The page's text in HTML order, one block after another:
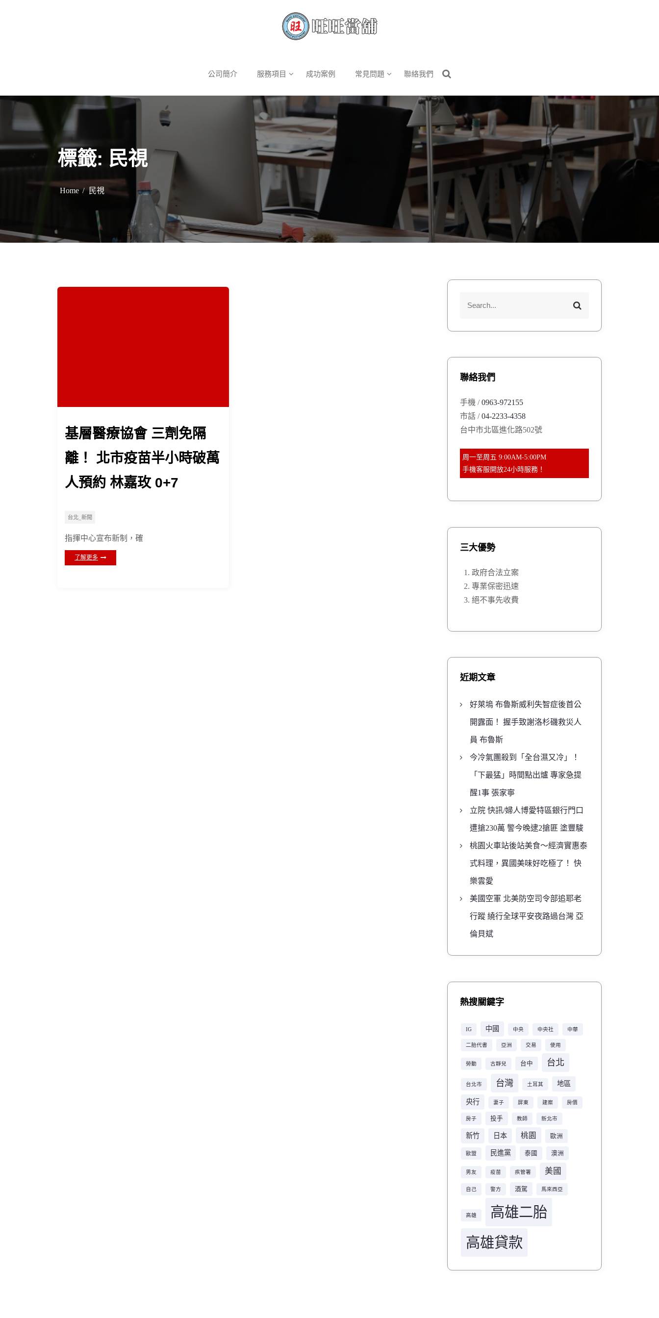
e
公司簡介 服務項目 成功案例 常見問題 聯絡我們
標籤: 民視
Home 民視
基層醫療協會 三劑免隔
離！ 北市疫苗半小時破萬
人預約 林嘉玫 0+7
台北_新聞
指揮中心宣布新制，確
了解更多
f
S
r
聯絡我們
手機 /0963-972155
市話 /04-2233-4358
台中市北區進化路502號
周一至周五 9:00AM-5:00PM
手機客服開放24小時服務！
三大優勢
政府合法立案
專業保密迅速
絕不事先收費
近期文章
好萊塢 布魯斯威利失智症後首公
開露面！ 握手致謝洛杉磯救災人
員 布魯斯
今冷氣團殺到「全台濕又冷」！
「下最猛」時間點出爐 專家急提
醒1事 張家寧
立院 快訊/婦人博愛特區銀行門口
遭搶230萬 警今晚逮2搶匪 塗豐駿
桃園火車站後站美食～經濟實惠泰
式料理，異國美味好吃極了！ 快
樂雲愛
美國空軍 北美防空司令部追耶老
行蹤 繞行全球平安夜路過台灣 亞
倫貝斌
熱搜關鍵字
IG 中國 中央 中央社 中華
二胎代書 亞洲 交易 使用
勞動 古靜兒 台中 台北
台北市 台灣 土耳其 地區
央行 妻子 屏東 建案 房價
房子 投手 教師 新北市
新竹 日本 桃園 歐洲
歐盟 民進黨 泰國 澳洲
男友 疫苗 疾管署 美國
自己 警方 酒駕 馬來西亞
高雄
高雄二胎
高雄貸款